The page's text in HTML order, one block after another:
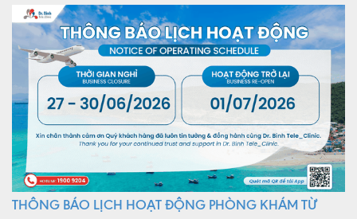
THÔNG BÁO LỊCH HOẠT ĐỘNG PHÒNG KHÁM TỪ